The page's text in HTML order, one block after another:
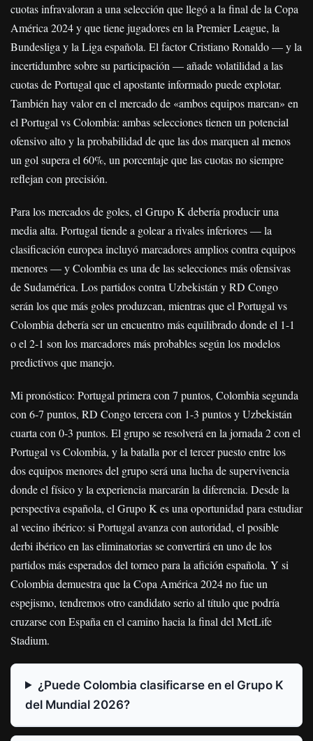
cuotas infravaloran a una selección que llegó a la final de la Copa
América 2024 y que tiene jugadores en la Premier League, la
Bundesliga y la Liga española. El factor Cristiano Ronaldo — y la
incertidumbre sobre su participación — añade volatilidad a las
cuotas de Portugal que el apostante informado puede explotar.
También hay valor en el mercado de «ambos equipos marcan» en
el Portugal vs Colombia: ambas selecciones tienen un potencial
ofensivo alto y la probabilidad de que las dos marquen al menos
un gol supera el 60%, un porcentaje que las cuotas no siempre
reflejan con precisión.
Para los mercados de goles, el Grupo K debería producir una
media alta. Portugal tiende a golear a rivales inferiores — la
clasificación europea incluyó marcadores amplios contra equipos
menores — y Colombia es una de las selecciones más ofensivas
de Sudamérica. Los partidos contra Uzbekistán y RD Congo
serán los que más goles produzcan, mientras que el Portugal vs
Colombia debería ser un encuentro más equilibrado donde el 1-1
o el 2-1 son los marcadores más probables según los modelos
predictivos que manejo.
Mi pronóstico: Portugal primera con 7 puntos, Colombia segunda
con 6-7 puntos, RD Congo tercera con 1-3 puntos y Uzbekistán
cuarta con 0-3 puntos. El grupo se resolverá en la jornada 2 con el
Portugal vs Colombia, y la batalla por el tercer puesto entre los
dos equipos menores del grupo será una lucha de supervivencia
donde el físico y la experiencia marcarán la diferencia. Desde la
perspectiva española, el Grupo K es una oportunidad para estudiar
al vecino ibérico: si Portugal avanza con autoridad, el posible
derbi ibérico en las eliminatorias se convertirá en uno de los
partidos más esperados del torneo para la afición española. Y si
Colombia demuestra que la Copa América 2024 no fue un
espejismo, tendremos otro candidato serio al título que podría
cruzarse con España en el camino hacia la final del MetLife
Stadium.
¿Puede Colombia clasificarse en el Grupo K
del Mundial 2026?